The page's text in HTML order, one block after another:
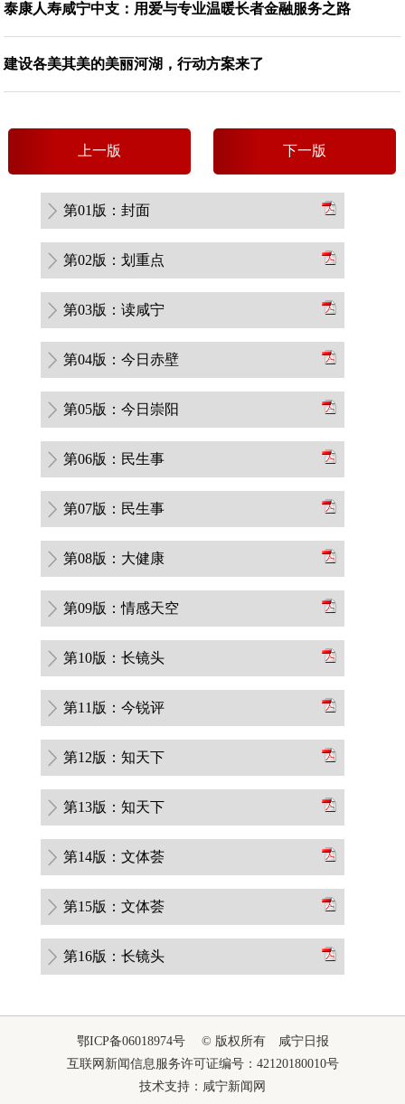
泰康人寿咸宁中支：用爱与专业温暖长者金融服务之路
建设各美其美的美丽河湖，行动方案来了
上一版 下一版
第01版：封面
第02版：划重点
第03版：读咸宁
第04版：今日赤壁
第05版：今日崇阳
第06版：民生事
第07版：民生事
第08版：大健康
第09版：情感天空
第10版：长镜头
第11版：今锐评
第12版：知天下
第13版：知天下
第14版：文体荟
第15版：文体荟
第16版：长镜头
鄂ICP备06018974号 © 版权所有 咸宁日报
互联网新闻信息服务许可证编号：42120180010号
技术支持：咸宁新闻网